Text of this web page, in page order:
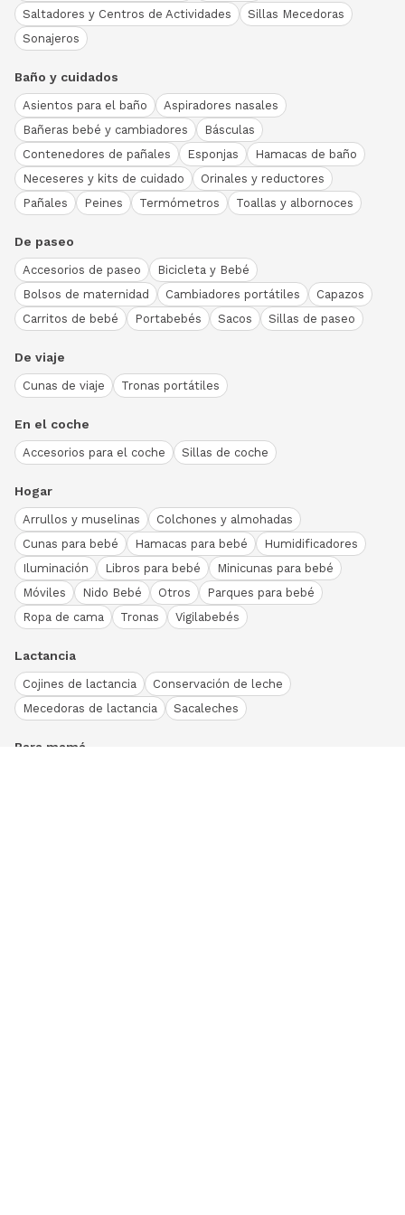
Saltadores y Centros de Actividades
Sillas Mecedoras
Sonajeros
Baño y cuidados
Asientos para el baño
Aspiradores nasales
Bañeras bebé y cambiadores
Básculas
Contenedores de pañales
Esponjas
Hamacas de baño
Neceseres y kits de cuidado
Orinales y reductores
Pañales
Peines Termómetros Toallas y albornoces
De paseo
Accesorios de paseo
Bicicleta y Bebé
Bolsos de maternidad
Cambiadores portátiles
Capazos
Carritos de bebé
Portabebés Sacos Sillas de paseo
De viaje
Cunas de viaje Tronas portátiles
En el coche
Accesorios para el coche Sillas de coche
Hogar
Arrullos y muselinas
Colchones y almohadas
Cunas para bebé
Hamacas para bebé
Humidificadores
Iluminación
Libros para bebé
Minicunas para bebé
Móviles
Nido Bebé Otros
Parques para bebé
Ropa de cama
Tronas Vigilabebés
Lactancia
Cojines de lactancia
Conservación de leche
Mecedoras de lactancia
Sacaleches
Para mamá